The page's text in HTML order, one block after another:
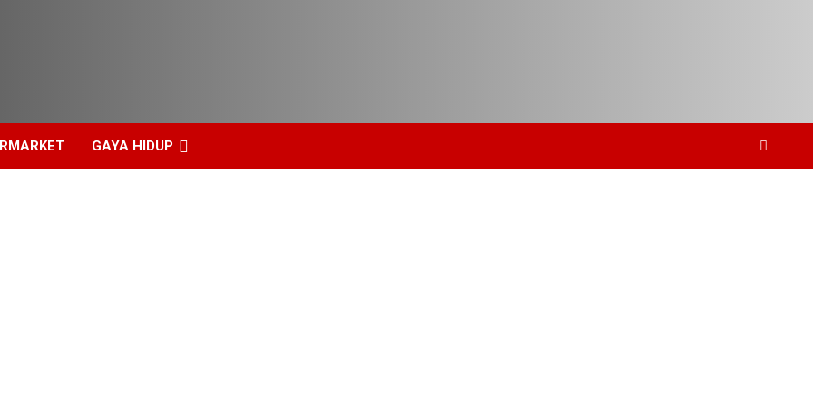
GAYA HIDUP